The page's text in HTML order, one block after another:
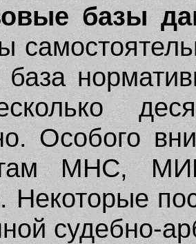
базы
Особого
МНС,
Некоторые
судебно-